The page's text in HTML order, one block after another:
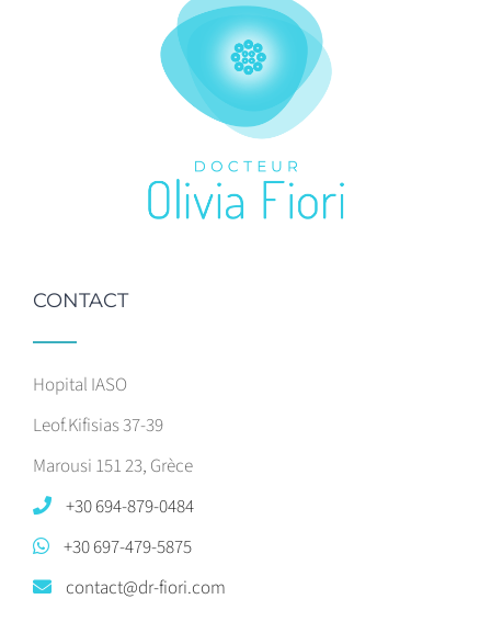
CONTACT
Hopital IASO
Leof.Kifisias 37-39
Marousi 151 23, Grèce
+30 694-879-0484
+30 697-479-5875
contact@dr-fiori.com